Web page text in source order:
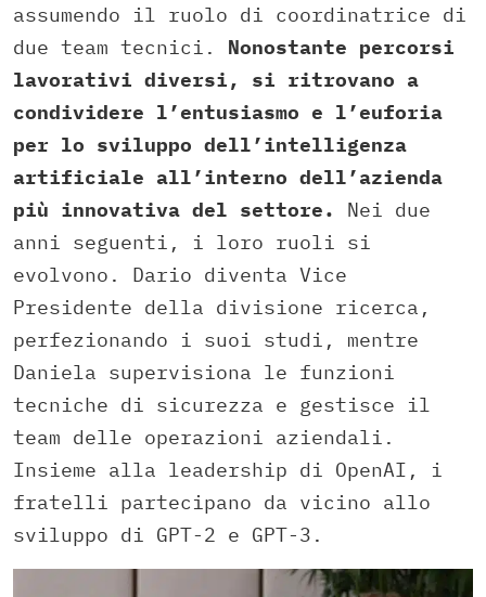
assumendo il ruolo di coordinatrice di
due team tecnici. Nonostante percorsi
lavorativi diversi, si ritrovano a
condividere l’entusiasmo e l’euforia
per lo sviluppo dell’intelligenza
artificiale all’interno dell’azienda
più innovativa del settore.
Nei due
anni seguenti, i loro ruoli si
evolvono. Dario diventa Vice
Presidente della divisione ricerca,
perfezionando i suoi studi, mentre
Daniela supervisiona le funzioni
tecniche di sicurezza e gestisce il
team delle operazioni aziendali.
Insieme alla leadership di OpenAI, i
fratelli partecipano da vicino allo
sviluppo di GPT-2 e GPT-3.